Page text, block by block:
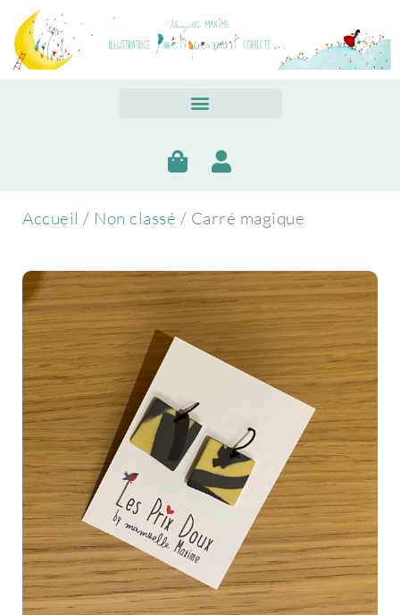
Accueil / Non classé / Carré magique